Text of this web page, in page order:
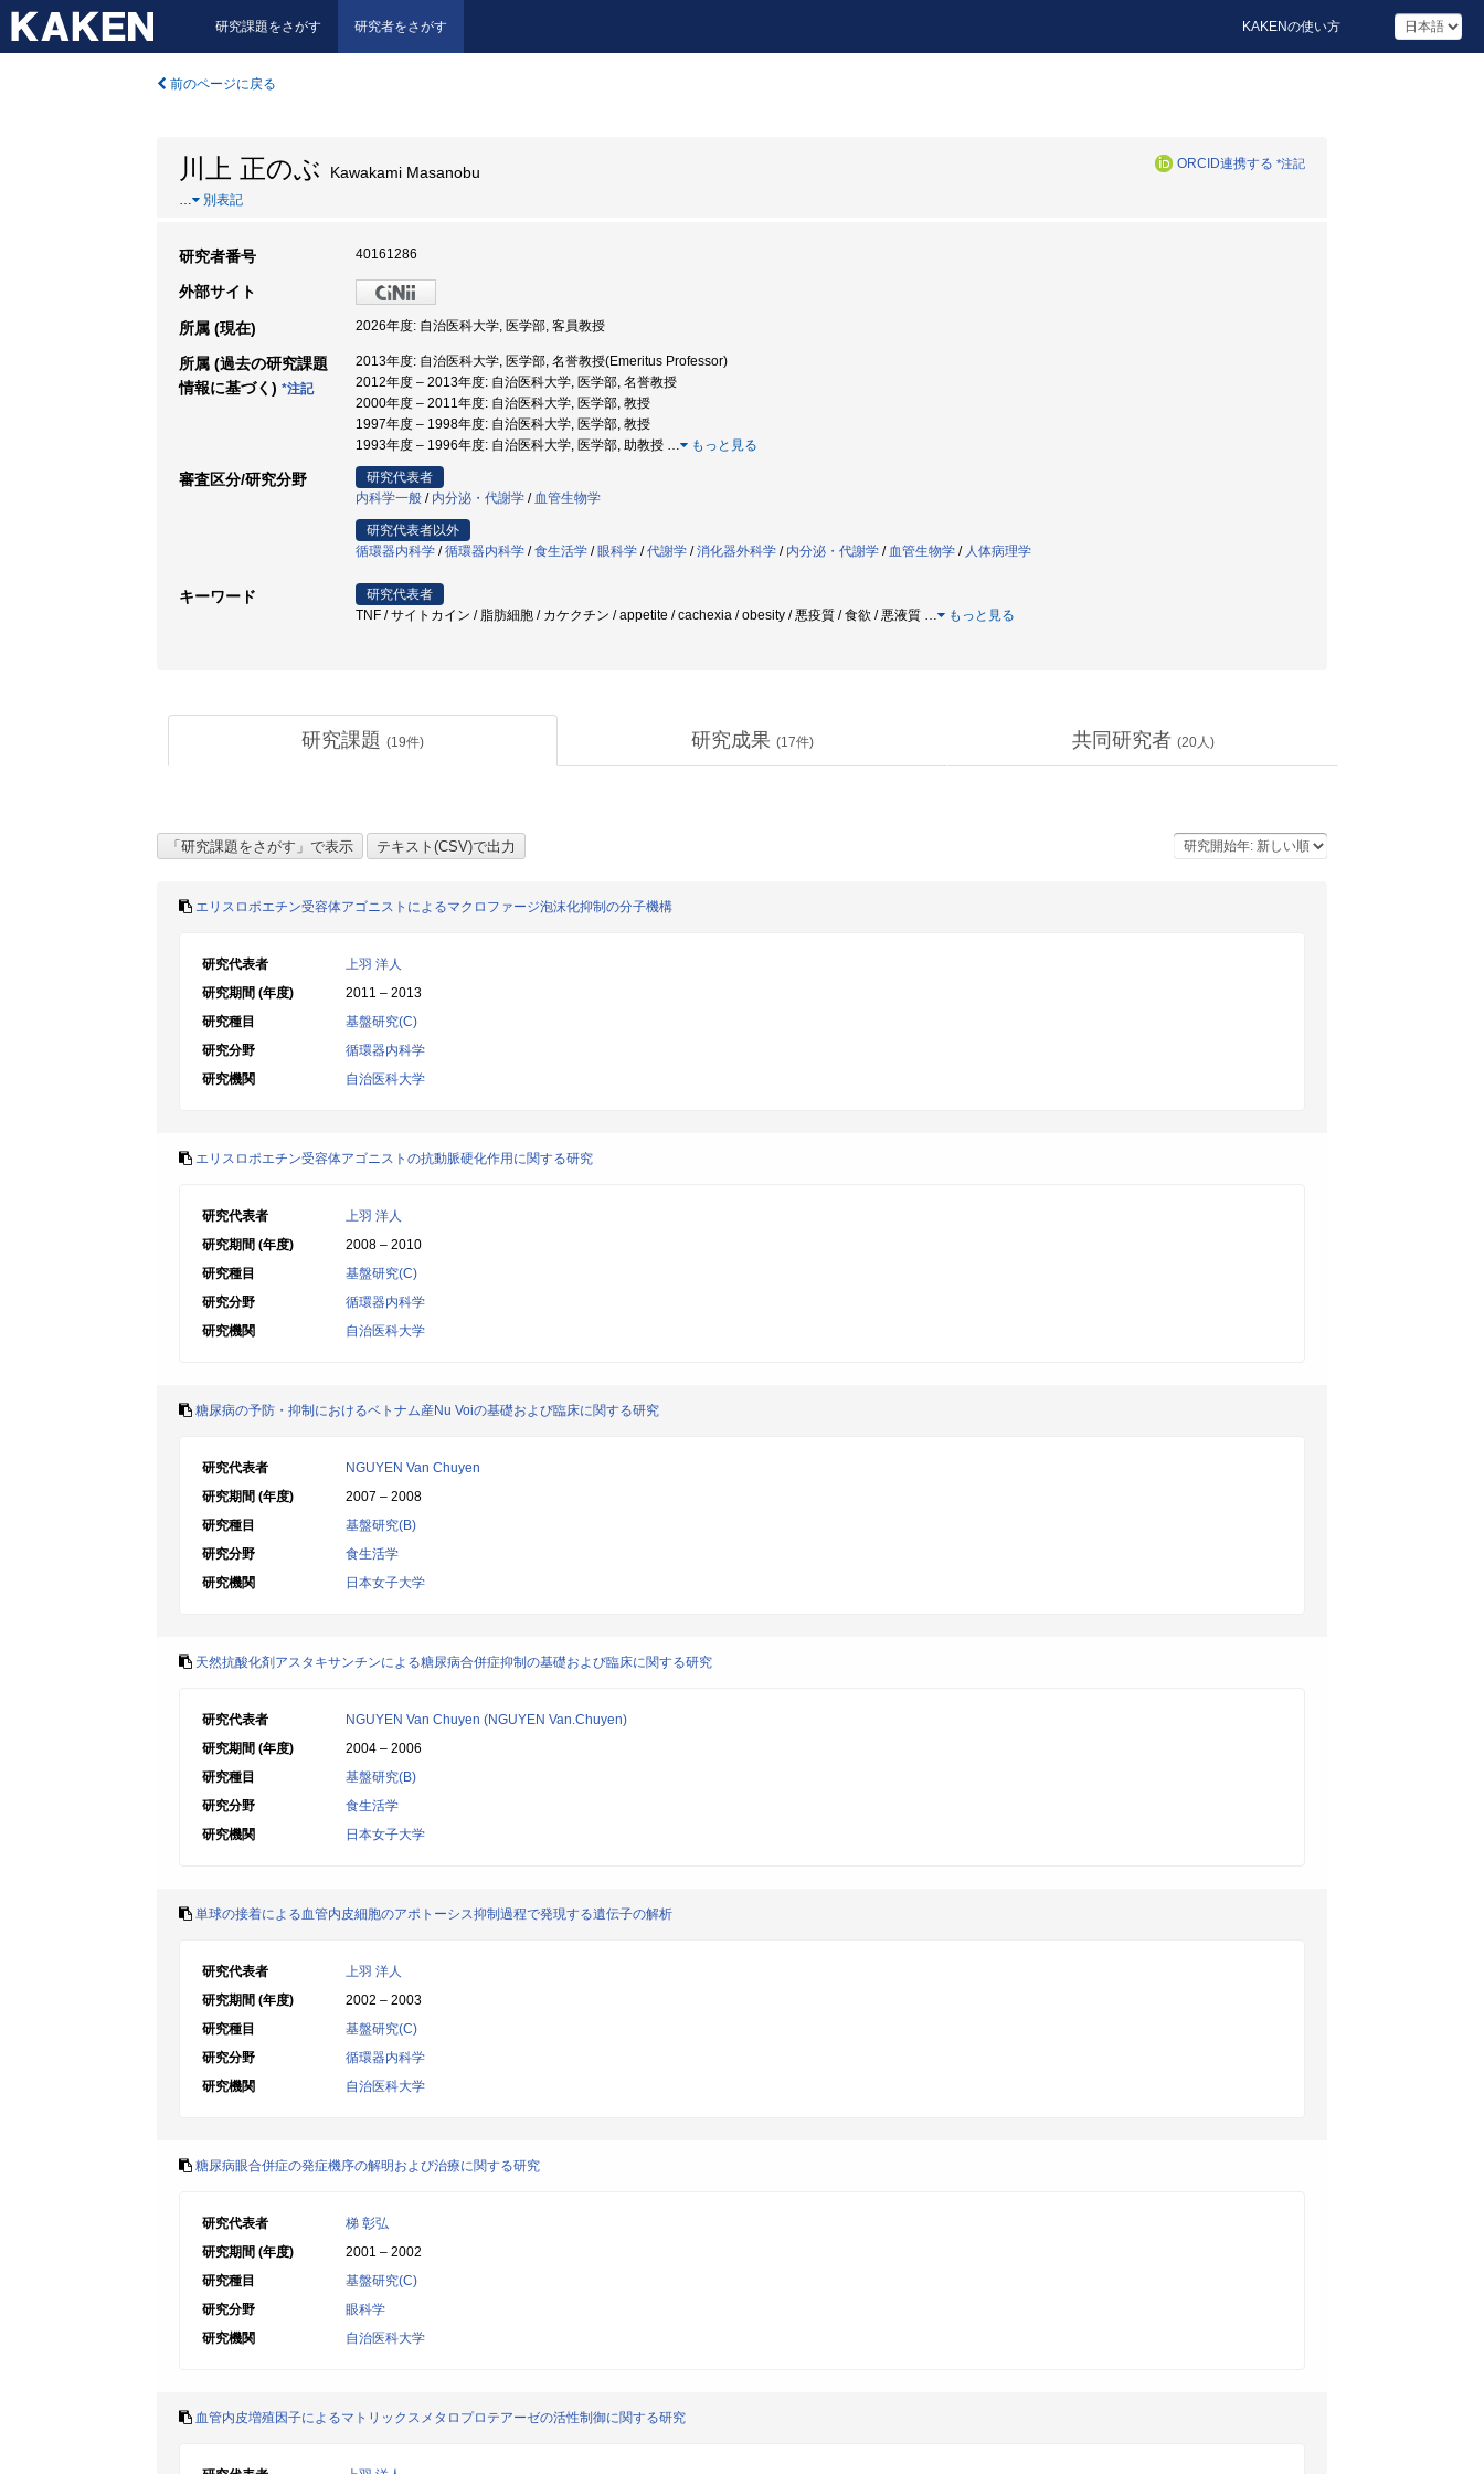
研究課題をさがす 研究者をさがす KAKENの使い方
前のページに戻る
川上 正のぶ Kawakami Masanobu ORCID連携する *注記
… 別表記
研究者番号 40161286
外部サイト
所属 (現在) 2026年度: 自治医科大学, 医学部, 客員教授
所属 (過去の研究課題
情報に基づく) *注記
2013年度: 自治医科大学, 医学部, 名誉教授(Emeritus Professor)
2012年度 – 2013年度: 自治医科大学, 医学部, 名誉教授
2000年度 – 2011年度: 自治医科大学, 医学部, 教授
1997年度 – 1998年度: 自治医科大学, 医学部, 教授
1993年度 – 1996年度: 自治医科大学, 医学部, 助教授 … もっと見る
審査区分/研究分野
研究代表者
内科学一般 / 内分泌・代謝学 / 血管生物学
研究代表者以外
循環器内科学 /循環器内科学 /食生活学 / 眼科学 /代謝学 /消化器外科学 / 内分泌・代謝学 / 血管生物学 / 人体病理学
キーワード
研究代表者
TNF / サイトカイン / 脂肪細胞 / カケクチン / appetite / cachexia / obesity / 悪疫質 / 食欲 / 悪液質 … もっと見る
研究課題 (19件) 研究成果 (17件) 共同研究者 (20人)
エリスロポエチン受容体アゴニストによるマクロファージ泡沫化抑制の分子機構
研究代表者
上羽 洋人
研究期間 (年度)
2011 – 2013
研究種目
基盤研究(C)
研究分野
循環器内科学
研究機関
自治医科大学
エリスロポエチン受容体アゴニストの抗動脈硬化作用に関する研究
研究代表者
上羽 洋人
研究期間 (年度)
2008 – 2010
研究種目
基盤研究(C)
研究分野
循環器内科学
研究機関
自治医科大学
糖尿病の予防・抑制におけるベトナム産Nu Voiの基礎および臨床に関する研究
研究代表者
NGUYEN Van Chuyen
研究期間 (年度)
2007 – 2008
研究種目
基盤研究(B)
研究分野
食生活学
研究機関
日本女子大学
天然抗酸化剤アスタキサンチンによる糖尿病合併症抑制の基礎および臨床に関する研究
研究代表者
NGUYEN Van Chuyen (NGUYEN Van.Chuyen)
研究期間 (年度)
2004 – 2006
研究種目
基盤研究(B)
研究分野
食生活学
研究機関
日本女子大学
単球の接着による血管内皮細胞のアポトーシス抑制過程で発現する遺伝子の解析
研究代表者
上羽 洋人
研究期間 (年度)
2002 – 2003
研究種目
基盤研究(C)
研究分野
循環器内科学
研究機関
自治医科大学
糖尿病眼合併症の発症機序の解明および治療に関する研究
研究代表者
梯 彰弘
研究期間 (年度)
2001 – 2002
研究種目
基盤研究(C)
研究分野
眼科学
研究機関
自治医科大学
血管内皮増殖因子によるマトリックスメタロプロテアーゼの活性制御に関する研究